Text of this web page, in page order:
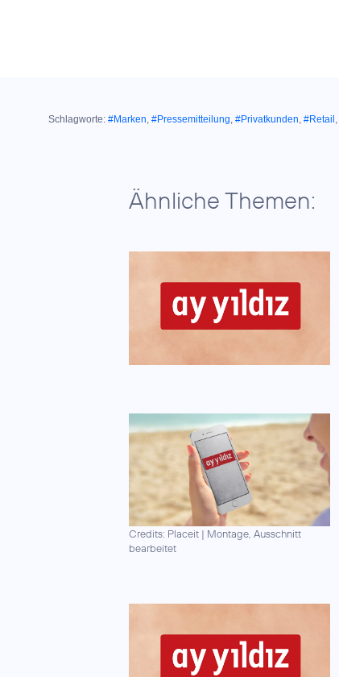
Schlagworte: #Marken, #Pressemitteilung, #Privatkunden, #Retail ,
Ähnliche Themen:
Credits: Placeit | Montage, Ausschnitt
bearbeitet